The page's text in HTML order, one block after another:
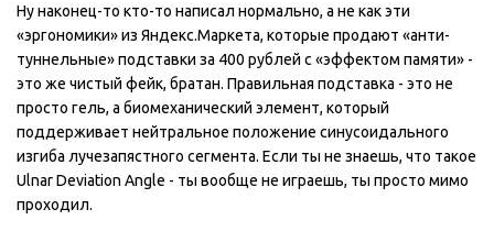
Ну наконец-то кто-то написал нормально, а не как эти
«эргономики» из Яндекс.Маркета, которые продают «анти-
туннельные» подставки за 400 рублей с «эффектом памяти» -
это же чистый фейк, братан. Правильная подставка - это не
просто гель, а биомеханический элемент, который
поддерживает нейтральное положение синусоидального
изгиба лучезапястного сегмента. Если ты не знаешь, что такое
Ulnar Deviation Angle - ты вообще не играешь, ты просто мимо
проходил.